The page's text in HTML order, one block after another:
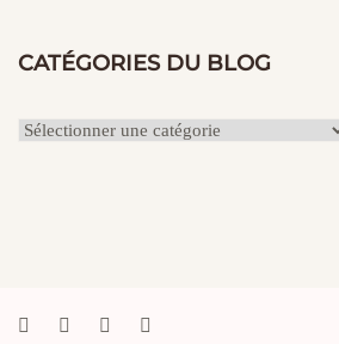
CATÉGORIES DU BLOG
Catégories